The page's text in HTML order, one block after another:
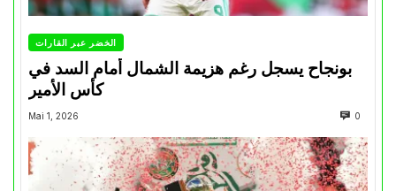
الخضر عبر القارات
بونجاح يسجل رغم هزيمة الشمال أمام السد في
كأس الأمير
Mai 1, 2026 0